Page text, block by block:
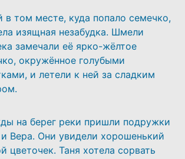
в том месте, куда попало семечко,
изящная незабудка. Шмели
замечали её ярко-жёлтое
окружённое голубыми
и летели к ней за сладким
на берег реки пришли подружки
и Вера. Они увидели хорошенький
цветочек. Таня хотела сорвать